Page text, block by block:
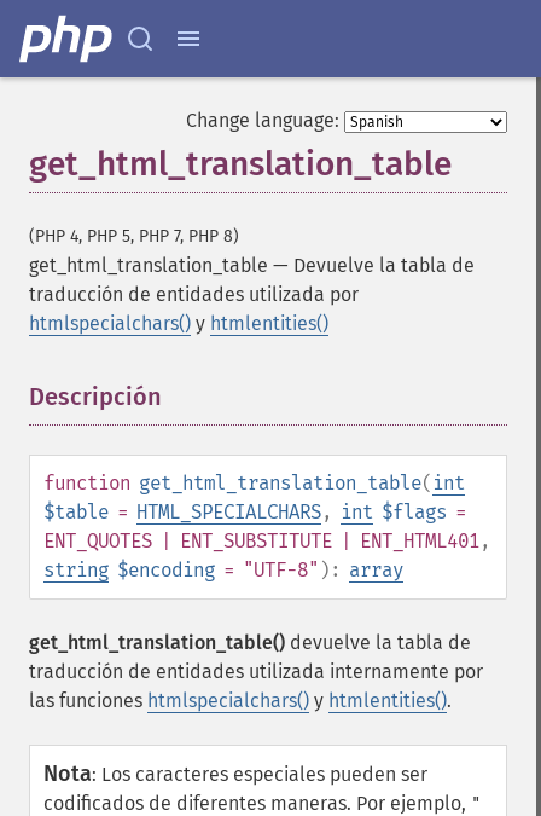
Change language:
get_html_translation_table
(PHP 4, PHP 5, PHP 7, PHP 8)
get_html_translation_table — Devuelve la tabla de
traducción de entidades utilizada por
htmlspecialchars() y htmlentities()
Descripción
function get_html_translation_table( int
$table = HTML_SPECIALCHARS, int $flags =
ENT_QUOTES | ENT_SUBSTITUTE | ENT_HTML401,
string $encoding = "UTF-8" ): array
get_html_translation_table() devuelve la tabla de
traducción de entidades utilizada internamente por
las funciones htmlspecialchars() y htmlentities().
Nota: Los caracteres especiales pueden ser
codificados de diferentes maneras. Por ejemplo, "